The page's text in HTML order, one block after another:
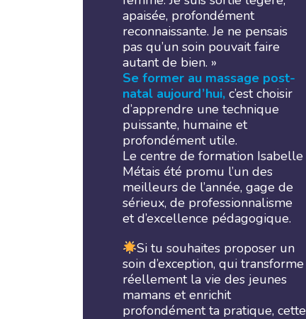
apaisée, profondément
reconnaissante. Je ne pensais
pas qu’un soin pouvait faire
autant de bien. »
Se former au massage post-
natal aujourd’hui,c’est choisir
d’apprendre une technique
puissante, humaine et
profondément utile.
Le centre de formation Isabelle
Métais été promu l’un des
meilleurs de l’année, gage de
sérieux, de professionnalisme
et d’excellence pédagogique.
Si tu souhaites proposer un
soin d’exception, qui transforme
réellement la vie des jeunes
mamans et enrichit
profondément ta pratique, cette